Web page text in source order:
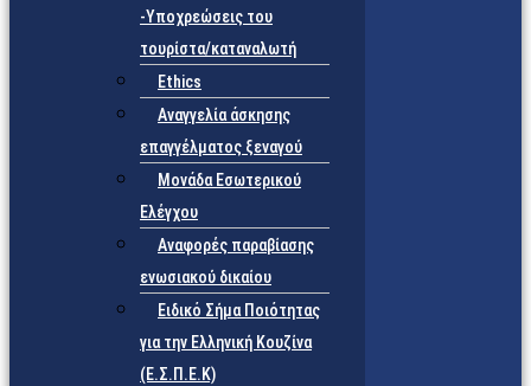
-Υποχρεώσεις του
τουρίστα/καταναλωτή
Ethics
Αναγγελία άσκησης
επαγγέλματος ξεναγού
Μονάδα Εσωτερικού
Ελέγχου
Αναφορές παραβίασης
ενωσιακού δικαίου
Ειδικό Σήμα Ποιότητας
για την Ελληνική Κουζίνα
(Ε.Σ.Π.Ε.Κ)